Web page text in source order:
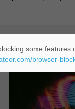
some features
browser-